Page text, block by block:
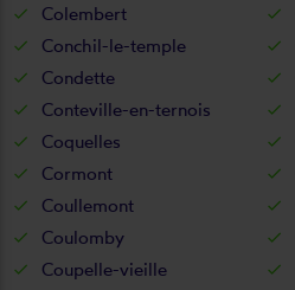
Colembert
Conchil-le-temple
Condette
Conteville-en-ternois
Coquelles
Cormont
Coullemont
Coulomby
Coupelle-vieille